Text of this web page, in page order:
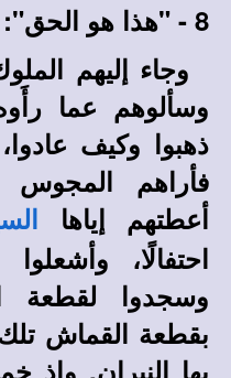
8 -
"هذا هو الحق":
وجاء إليهم
وسألوهم عما
ذهبوا وكيف
فأراهم
أعطتهم إياها
احتفالًا،
وسجدوا لقطعة
بقطعة القماش
بها النيران. وإذ